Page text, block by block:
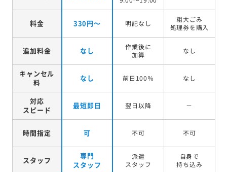
料金 330円～ 明記なし
粗大ごみ
処理券を購入
追加料金 なし
作業後に
加算
なし
キャンセル
料
なし 前日100％ なし
対応
スピード
最短即日 翌日以降 －
時間指定 可 不可 不可
スタッフ
専門
スタッフ
派遣
スタッフ
自身で
持ち込み